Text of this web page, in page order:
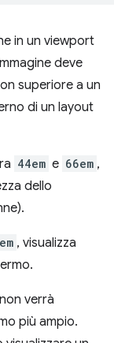
in un viewport
deve
superiore a un
di un layout
44em e 66em ,
dello
, visualizza
verrà
più ampio.